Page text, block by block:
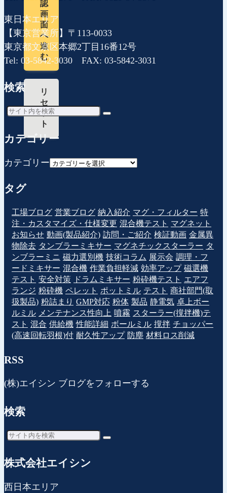
認
画
面
へ
進
む
リ
セ
ッ
ト
東日本エリア
【東京営業所】〒113-0033
東京都文京区本郷2丁目16番12号
Tel: 03-5842-3030 FAX: 03-5842-3031
検索
カテゴリー
カテゴリー
タグ
工場ブログ 営業ブログ 納入紹介 マグ・フィルター 特
注・カスタマイズ・仕様変更 混合機テスト マグネット
お知らせ 動画(製品紹介) 訪問・ご紹介 検証動画 金属異
物除去 タンブラーミキサー マグネチックスターラー タ
ンブラーミニ 磁力選別機 技術コラム 展示会 調理・フ
ードミキサー 混合機 作業負担軽減 効率アップ 磁選機
テスト 安全対策 ドラムミキサー 粉砕機テスト エアフ
ランジ 粉砕機 ペレット ポットミル テスト 商社部門(取
扱製品) 粉詰まり GMP対応 粉体 製品 静電気 卓上ボー
ルミル メンテナンス性向上 噴霧 スターラー(撹拌機)テ
スト 混合 供給機 性能詳細 ボールミル 撹拌 チョッパー
(高速回転羽根)付 耐久性アップ 防塵 材料ロス削減
RSS
(株)エイシン ブログをフォローする
検索
株式会社エイシン
西日本エリア